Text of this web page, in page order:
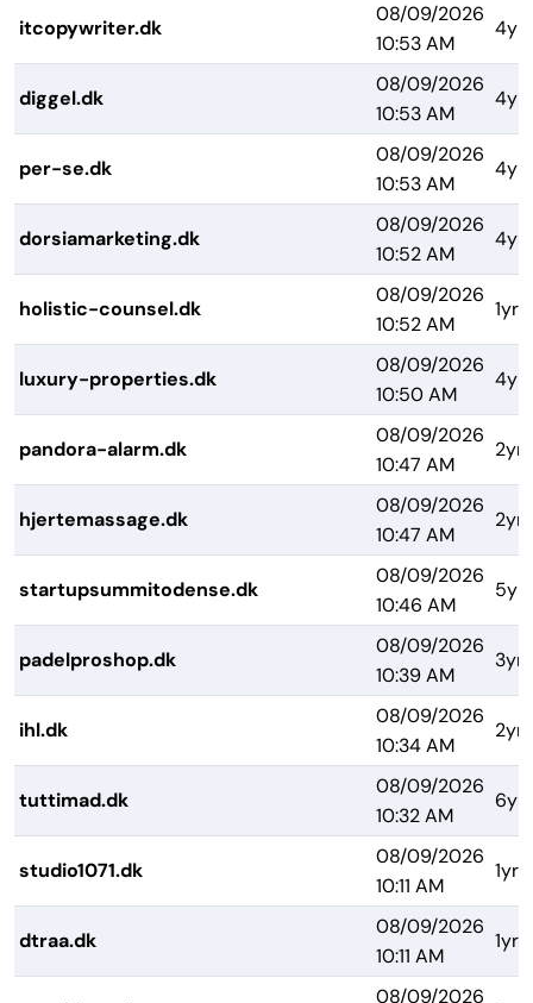
itcopywriter.dk
08/09/2026
10:53 AM
4yrs
diggel.dk
08/09/2026
10:53 AM
4yrs
per-se.dk
08/09/2026
10:53 AM
4yrs
dorsiamarketing.dk
08/09/2026
10:52 AM
4yrs
holistic-counsel.dk
08/09/2026
10:52 AM
1yr
luxury-properties.dk
08/09/2026
10:50 AM
4yrs
pandora-alarm.dk
08/09/2026
10:47 AM
2yrs
hjertemassage.dk
08/09/2026
10:47 AM
2yrs
startupsummitodense.dk
08/09/2026
10:46 AM
5yrs
padelproshop.dk
08/09/2026
10:39 AM
3yrs
ihl.dk
08/09/2026
10:34 AM
2yrs
tuttimad.dk
08/09/2026
10:32 AM
6yrs
studio1071.dk
08/09/2026
10:11 AM
1yr
dtraa.dk
08/09/2026
10:11 AM
1yr
08/09/2026